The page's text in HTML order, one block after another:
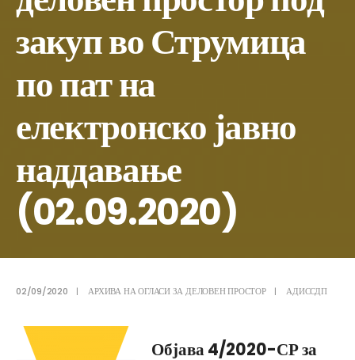
закуп во Струмица
по пат на
електронско јавно
наддавање
(02.09.2020)
02/09/2020 | АРХИВА НА ОГЛАСИ ЗА ДЕЛОВЕН ПРОСТОР | АДИССДП
Објава 4/2020-СР за